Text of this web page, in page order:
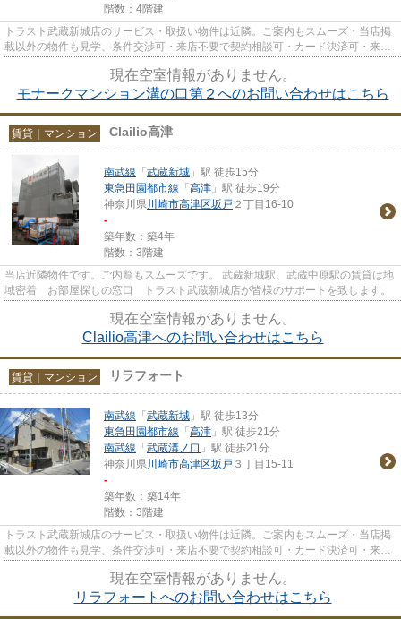
階数：4階建
トラスト武蔵新城店のサービス・取扱い物件は近隣。ご案内もスムーズ・当店掲
載以外の物件も見学、条件交渉可・来店不要で契約相談可・カード決済可・来店
時無料駐車場有（要電話予約...
現在空室情報がありません。
モナークマンション溝の口第２へのお問い合わせはこちら
賃貸｜マンション Clailio高津
南武線 「武蔵新城 」駅 徒歩15分
東急田園都市線 「高津 」駅 徒歩19分
神奈川県川崎市高津区坂戸 ２丁目16-10
-
築年数：築4年
階数：3階建
当店近隣物件です。ご内覧もスムーズです。 武蔵新城駅、武蔵中原駅の賃貸は地
域密着 お部屋探しの窓口 トラスト武蔵新城店が皆様のサポートを致します。
現在空室情報がありません。
Clailio高津へのお問い合わせはこちら
賃貸｜マンション リラフォート
南武線 「武蔵新城 」駅 徒歩13分
東急田園都市線 「高津 」駅 徒歩21分
南武線 「武蔵溝ノ口 」駅 徒歩21分
神奈川県川崎市高津区坂戸 ３丁目15-11
-
築年数：築14年
階数：3階建
トラスト武蔵新城店のサービス・取扱い物件は近隣。ご案内もスムーズ・当店掲
載以外の物件も見学、条件交渉可・来店不要で契約相談可・カード決済可・来店
時無料駐車場有（要電話予約...
現在空室情報がありません。
リラフォートへのお問い合わせはこちら